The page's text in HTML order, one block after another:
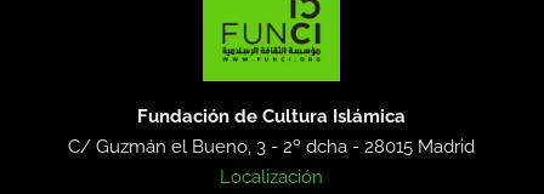
Fundación de Cultura Islámica
C/ Guzmán el Bueno, 3 - 2º dcha -28015 Madrid
Localización